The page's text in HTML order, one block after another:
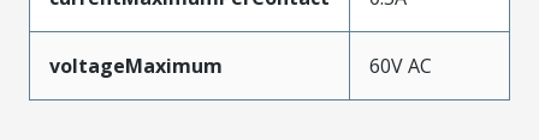
voltageMaximum 60V AC